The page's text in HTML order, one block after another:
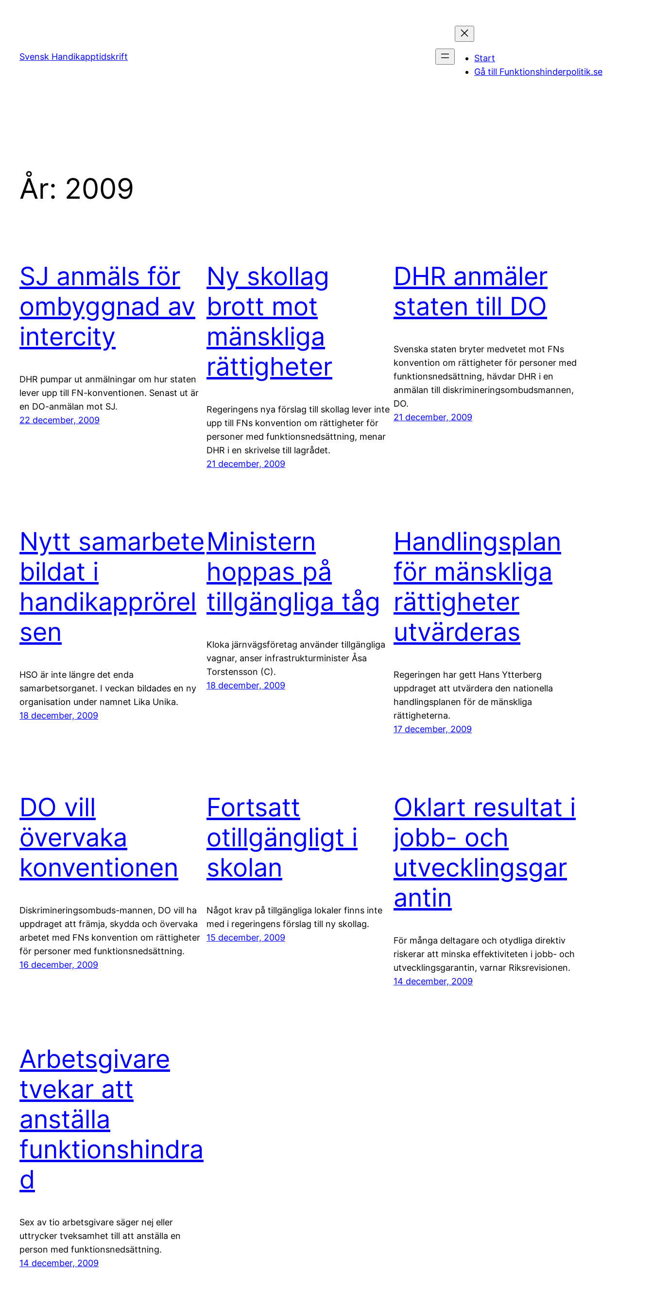
Svensk Handikapptidskrift
Start
Gå till Funktionshinderpolitik.se
År: 2009
SJ anmäls för
ombyggnad av
intercity
DHR pumpar ut anmälningar om hur staten
lever upp till FN-konventionen. Senast ut är
en DO-anmälan mot SJ.
22 december, 2009
Ny skollag
brott mot
mänskliga
rättigheter
Regeringens nya förslag till skollag lever inte
upp till FNs konvention om rättigheter för
personer med funktionsnedsättning, menar
DHR i en skrivelse till lagrådet.
21 december, 2009
DHR anmäler
staten till DO
Svenska staten bryter medvetet mot FNs
konvention om rättigheter för personer med
funktionsnedsättning, hävdar DHR i en
anmälan till diskrimineringsombudsmannen,
DO.
21 december, 2009
Nytt samarbete
bildat i
handikapprörel
sen
HSO är inte längre det enda
samarbetsorganet. I veckan bildades en ny
organisation under namnet Lika Unika.
18 december, 2009
Ministern
hoppas på
tillgängliga tåg
Kloka järnvägsföretag använder tillgängliga
vagnar, anser infrastrukturminister Åsa
Torstensson (C).
18 december, 2009
Handlingsplan
för mänskliga
rättigheter
utvärderas
Regeringen har gett Hans Ytterberg
uppdraget att utvärdera den nationella
handlingsplanen för de mänskliga
rättigheterna.
17 december, 2009
DO vill
övervaka
konventionen
Diskrimineringsombuds-mannen, DO vill ha
uppdraget att främja, skydda och övervaka
arbetet med FNs konvention om rättigheter
för personer med funktionsnedsättning.
16 december, 2009
Fortsatt
otillgängligt i
skolan
Något krav på tillgängliga lokaler finns inte
med i regeringens förslag till ny skollag.
15 december, 2009
Oklart resultat i
jobb- och
utvecklingsgar
antin
För många deltagare och otydliga direktiv
riskerar att minska effektiviteten i jobb- och
utvecklingsgarantin, varnar Riksrevisionen.
14 december, 2009
Arbetsgivare
tvekar att
anställa
funktionshindra
d
Sex av tio arbetsgivare säger nej eller
uttrycker tveksamhet till att anställa en
person med funktionsnedsättning.
14 december, 2009